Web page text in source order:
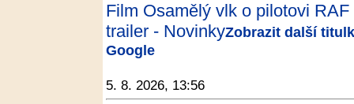
Film Osamělý vlk o pilotovi
trailer - NovinkyZobrazit další
Google
5. 8. 2026, 13:56